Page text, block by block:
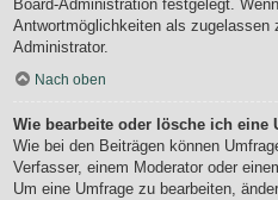
Board-Administration festgelegt.
Antwortmöglichkeiten als zugelassen
Administrator.
Nach oben
Wie bearbeite oder lösche ich eine
Wie bei den Beiträgen können
Verfasser, einem Moderator oder
Um eine Umfrage zu bearbeiten,